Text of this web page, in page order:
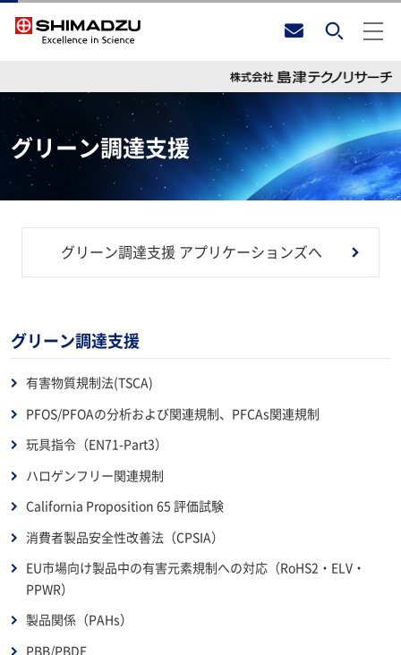
グリーン調達支援
グリーン調達支援 アプリケーションズへ
グリーン調達支援
有害物質規制法(TSCA)
PFOS/PFOAの分析および関連規制、PFCAs関連規制
玩具指令（EN71-Part3）
ハロゲンフリー関連規制
California Proposition 65 評価試験
消費者製品安全性改善法（CPSIA）
EU市場向け製品中の有害元素規制への対応（RoHS2・ELV・
PPWR）
製品関係（PAHs）
PBB/PBDE